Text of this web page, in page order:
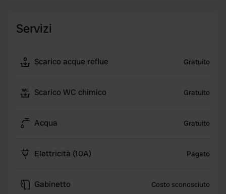
Servizi
Scarico acque reflue Gratuito
Scarico WC chimico Gratuito
Acqua Gratuito
Elettricità (10A) Pagato
Gabinetto Costo sconosciuto